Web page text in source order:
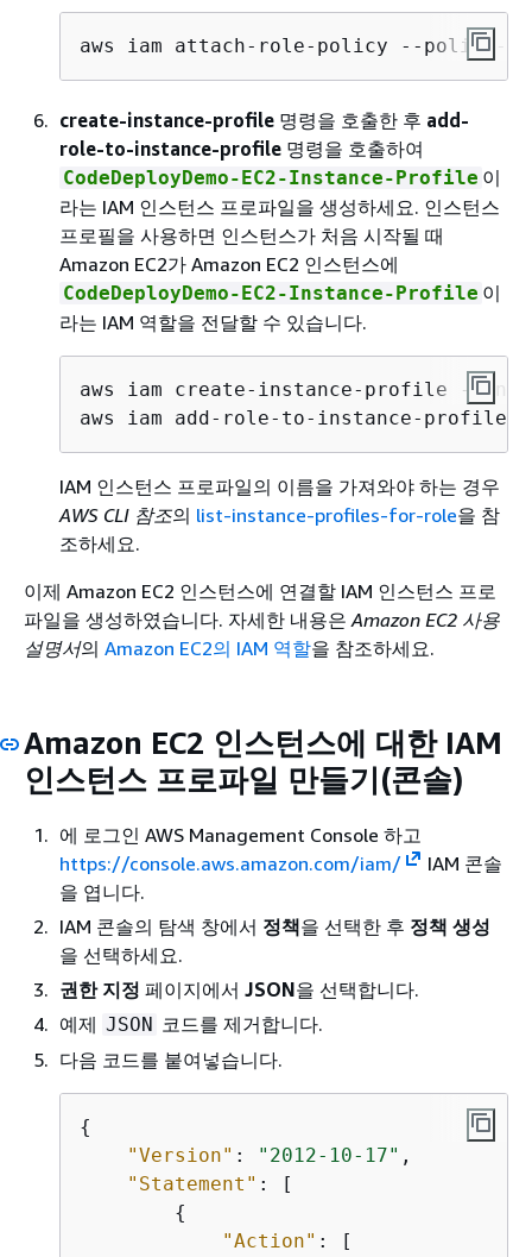
aws iam attach-role-policy --policy-arn
create-instance-profile 명령을 호출한 후 add-
role-to-instance-profile 명령을 호출하여
CodeDeployDemo-EC2-Instance-Profile 이
라는 IAM 인스턴스 프로파일을 생성하세요. 인스턴스
프로필을 사용하면 인스턴스가 처음 시작될 때
Amazon EC2가 Amazon EC2 인스턴스에
CodeDeployDemo-EC2-Instance-Profile 이
라는 IAM 역할을 전달할 수 있습니다.
aws iam create-instance-profile --
aws iam add-role-to-instance-profile --
IAM 인스턴스 프로파일의 이름을 가져와야 하는 경우
AWS CLI 참조의 list-instance-profiles-for-role을 참
조하세요.
이제 Amazon EC2 인스턴스에 연결할 IAM 인스턴스 프로
파일을 생성하였습니다. 자세한 내용은 Amazon EC2 사용
설명서의 Amazon EC2의 IAM 역할을 참조하세요.
Amazon EC2 인스턴스에 대한 IAM
인스턴스 프로파일 만들기(콘솔)
에 로그인 AWS Management Console 하고
https://console.aws.amazon.com/iam/
IAM 콘솔
을 엽니다.
IAM 콘솔의 탐색 창에서 정책을 선택한 후 정책 생성
을 선택하세요.
권한 지정 페이지에서 JSON을 선택합니다.
예제 JSON 코드를 제거합니다.
다음 코드를 붙여넣습니다.
{
"Version" : "2012-10-17" ,
"Statement" : [
{
"Action" : [